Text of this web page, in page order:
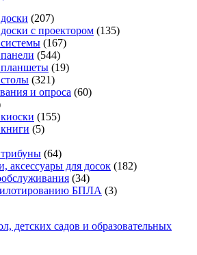
(207)
с проектором (135)
(167)
(544)
(19)
(321)
и опроса (60)
(155)
(5)
(64)
аксессуары для досок (182)
(34)
БПЛА (3)
детских садов и образовательных